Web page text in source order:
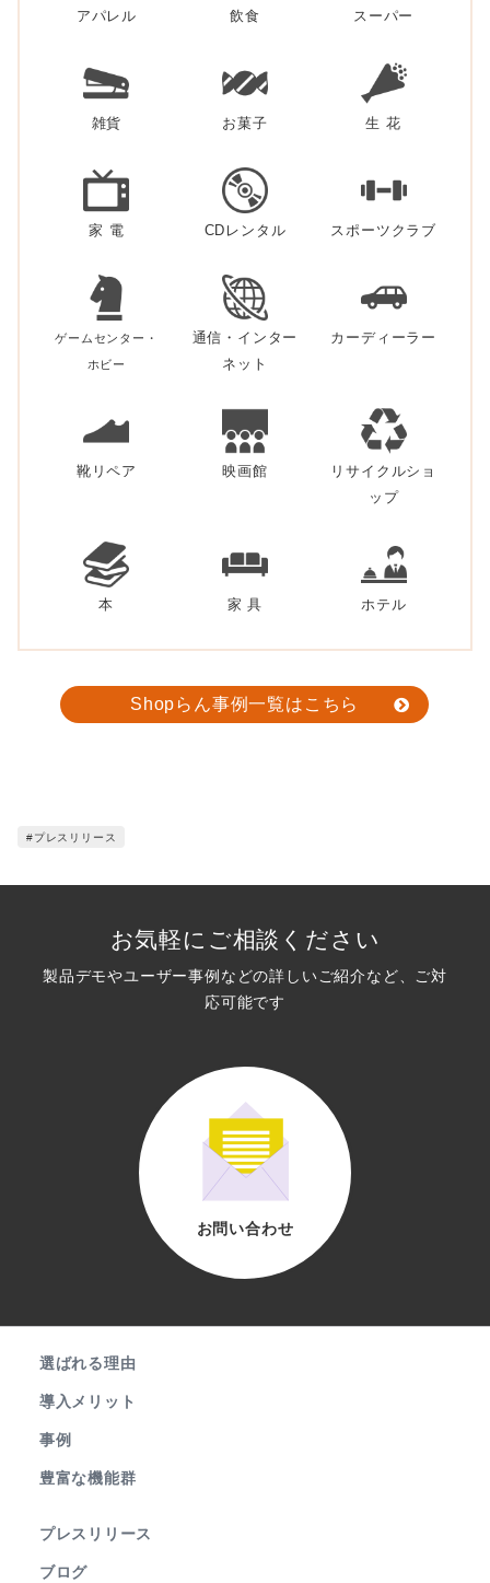
アパレル 飲食 スーパー
雑貨 お菓子 生 花
家 電 CDレンタル スポーツクラブ
ゲームセンター・
ホビー
通信・インター
ネット
カーディーラー
靴リペア 映画館
リサイクルショ
ップ
本 家 具 ホテル
Shopらん事例一覧はこちら
#プレスリリース
お気軽にご相談ください
製品デモやユーザー事例などの詳しいご紹介など、ご対
応可能です
お問い合わせ
選ばれる理由
導入メリット
事例
豊富な機能群
プレスリリース
ブログ